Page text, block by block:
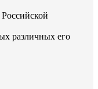
различных его